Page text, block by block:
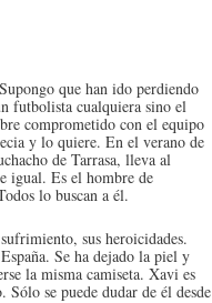
que han ido perdiendo
futbolista cualquiera sino el
comprometido con el equipo
y lo quiere. En el verano de
de Tarrasa, lleva al
igual. Es el hombre de
lo buscan a él.
sus heroicidades.
Se ha dejado la piel y
la misma camiseta. Xavi es
se puede dudar de él desde